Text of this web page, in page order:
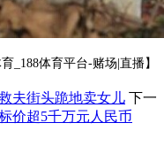
_188体育平台-赌场|直播】
夫街头跪地卖女儿 下一
价超5千万元人民币